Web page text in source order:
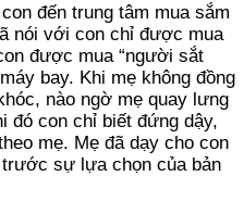
đến trung tâm mua sắm
nói với con chỉ được mua
được mua “người sắt
bay. Khi mẹ không đồng
nào ngờ mẹ quay lưng
đó con chỉ biết đứng dậy,
mẹ. Mẹ đã dạy cho con
sự lựa chọn của bản